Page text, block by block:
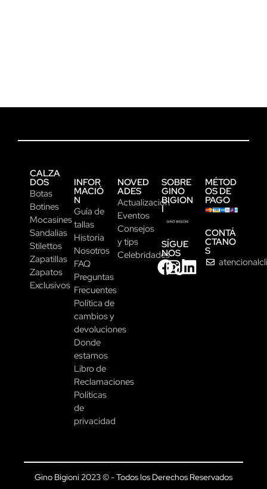
CALZA
DOS
Botas
Botines
Mocasines
Sandalias
Stilettos
Zapatillas
Zapatos
Exclusivos
INFOR
MACIÓ
N
Guía de
tallas
Historia
Nosotros
FAQ
Preguntas
Frecuentes
Política de
cambios y
devoluciones
Donde
estamos
Libro de
Reclamaciones
Políticas
de
privacidad
NOVED
ADES
Actualización
Eventos
Consejos
y tips
Celebridades
SOBRE
GINO
BIGION
I
SÍGUE
NOS
MÉTOD
OS DE
PAGO
CONTÁ
CTANO
S
Gino Bigioni 2023 © - Todos los Derechos Reservados